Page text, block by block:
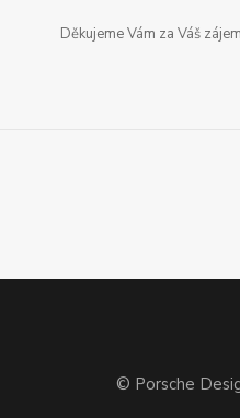
Děkujeme Vám za Váš
© Porsche